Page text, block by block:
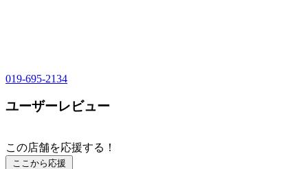
019-695-2134
ユーザーレビュー
この店舗を応援する！
ここから応援